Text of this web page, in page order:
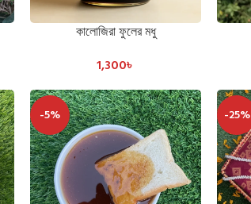
ADD TO CART
কালোজিরা ফুলের মধু
1,300৳
-5% -25%